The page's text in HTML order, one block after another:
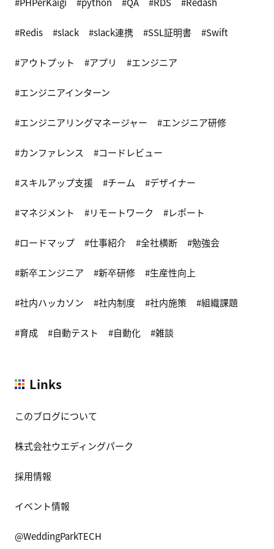
Redis slack slack連携 SSL証明書 Swift
アウトプット アプリ エンジニア
エンジニアインターン
エンジニアリングマネージャー エンジニア研修
カンファレンス コードレビュー
スキルアップ支援 チーム デザイナー
マネジメント リモートワーク レポート
ロードマップ 仕事紹介 全社横断 勉強会
新卒エンジニア 新卒研修 生産性向上
社内ハッカソン 社内制度 社内施策 組織課題
育成 自動テスト 自動化 雑談
Links
このブログについて
株式会社ウエディングパーク
採用情報
イベント情報
@WeddingParkTECH